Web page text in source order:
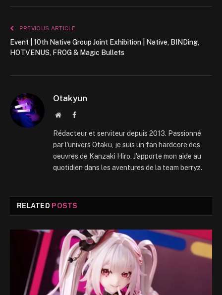
PREVIOUS ARTICLE
Event | 10th Native Group Joint Exhibition | Native, BINDing,
HOTVENUS, FROG & Magic Bullets
Otakyun
WebsiteFacebook
Rédacteur et serviteur depuis 2013. Passionné
par l'univers Otaku, je suis un fan hardcore des
oeuvres de Kanzaki Hiro. J'apporte mon aide au
quotidien dans les aventures de la team berryz.
RELATED POSTS